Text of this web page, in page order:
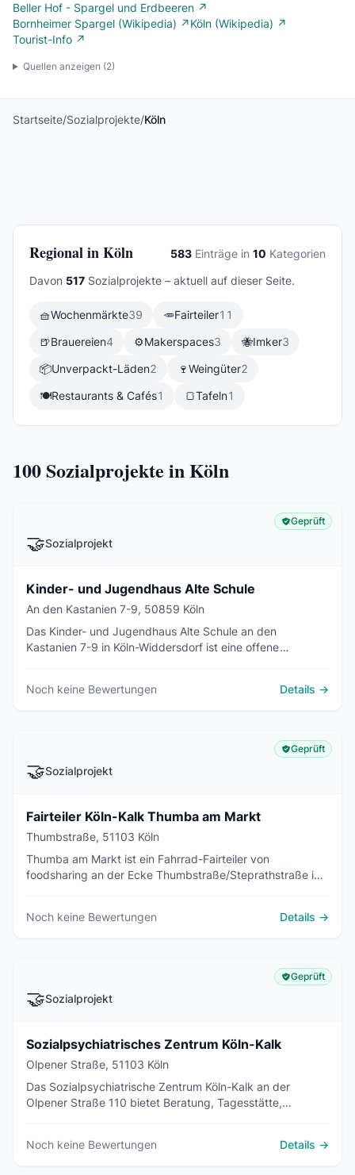
Beller Hof - Spargel und Erdbeeren ↗
Bornheimer Spargel (Wikipedia) ↗Köln (Wikipedia) ↗
Tourist-Info ↗
Quellen anzeigen (2)
Startseite/Sozialprojekte/Köln
Regional in Köln 583 Einträge in 10 Kategorien
Davon 517 Sozialprojekte – aktuell auf dieser Seite.
🧺Wochenmärkte39 🥕Fairteiler11
🍺Brauereien4 ⚙️Makerspaces3 🐝Imker3
📦Unverpackt-Läden2 🍷Weingüter2
🍽️Restaurants & Cafés1 🍞Tafeln1
100Sozialprojekte in Köln
🤝Sozialprojekt
Geprüft
Kinder- und Jugendhaus Alte Schule
An den Kastanien 7-9, 50859 Köln
Das Kinder- und Jugendhaus Alte Schule an den
Kastanien 7-9 in Köln-Widdersdorf ist eine offene
Noch keine Bewertungen Details →
🤝Sozialprojekt
Geprüft
Fairteiler Köln-Kalk Thumba am Markt
Thumbstraße, 51103 Köln
Thumba am Markt ist ein Fahrrad-Fairteiler von
foodsharing an der Ecke Thumbstraße/Steprathstraße in
Noch keine Bewertungen Details →
🤝Sozialprojekt
Geprüft
Sozialpsychiatrisches Zentrum Köln-Kalk
Olpener Straße, 51103 Köln
Das Sozialpsychiatrische Zentrum Köln-Kalk an der
Olpener Straße 110 bietet Beratung, Tagesstätte,
Noch keine Bewertungen Details →